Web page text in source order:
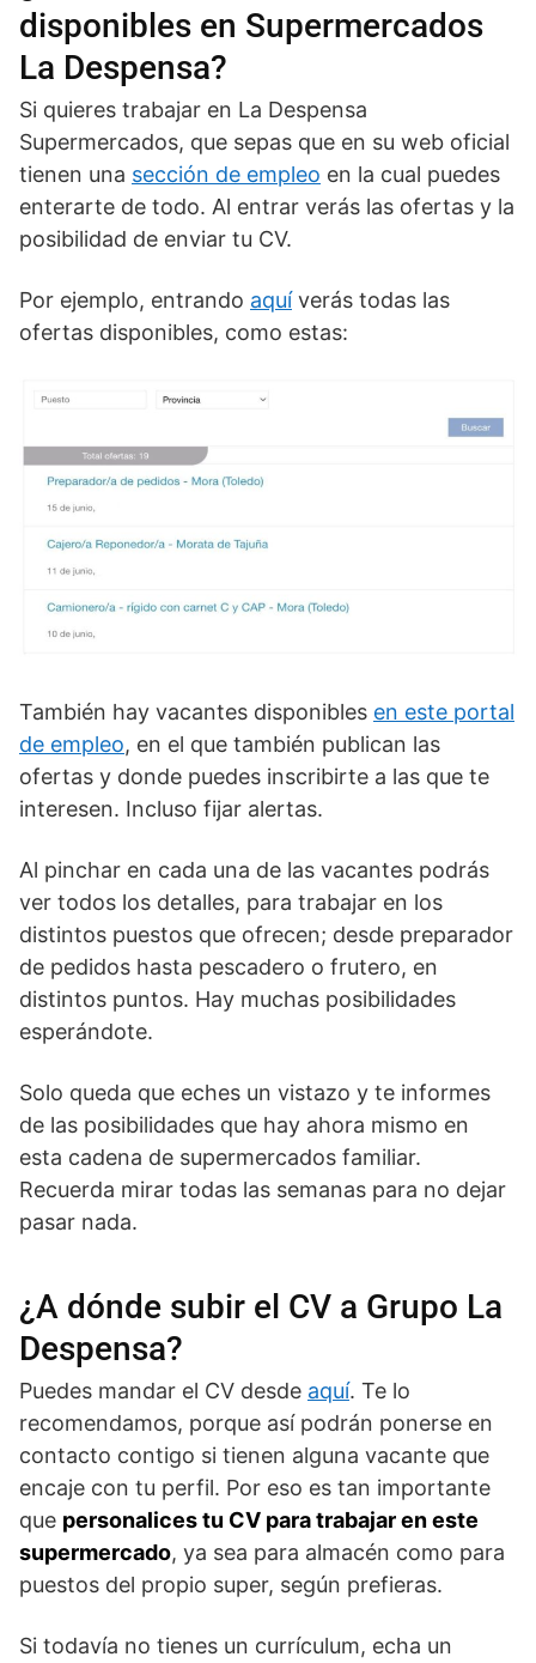
disponibles en Supermercados
La Despensa?
Si quieres trabajar en La Despensa
Supermercados, que sepas que en su web oficial
tienen una sección de empleo en la cual puedes
enterarte de todo. Al entrar verás las ofertas y la
posibilidad de enviar tu CV.
Por ejemplo, entrando aquíverás todas las
ofertas disponibles, como estas:
También hay vacantes disponibles en este portal
de empleo, en el que también publican las
ofertas y donde puedes inscribirte a las que te
interesen. Incluso fijar alertas.
Al pinchar en cada una de las vacantes podrás
ver todos los detalles, para trabajar en los
distintos puestos que ofrecen; desde preparador
de pedidos hasta pescadero o frutero, en
distintos puntos. Hay muchas posibilidades
esperándote.
Solo queda que eches un vistazo y te informes
de las posibilidades que hay ahora mismo en
esta cadena de supermercados familiar.
Recuerda mirar todas las semanas para no dejar
pasar nada.
¿A dónde subir el CV a Grupo La
Despensa?
Puedes mandar el CV desde aquí. Te lo
recomendamos, porque así podrán ponerse en
contacto contigo si tienen alguna vacante que
encaje con tu perfil. Por eso es tan importante
que personalices tu CV para trabajar en este
supermercado, ya sea para almacén como para
puestos del propio super, según prefieras.
Si todavía no tienes un currículum, echa un